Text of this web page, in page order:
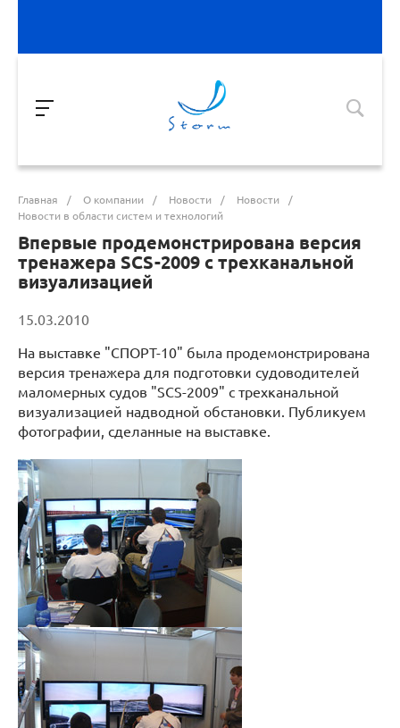
Главная / О компании / Новости / Новости
/
Новости в области систем и технологий
Впервые продемонстрирована версия
тренажера SCS-2009 с трехканальной
визуализацией
15.03.2010
На выставке "СПОРТ-10" была продемонстрирована
версия тренажера для подготовки судоводителей
маломерных судов "SCS-2009" с трехканальной
визуализацией надводной обстановки. Публикуем
фотографии, сделанные на выставке.